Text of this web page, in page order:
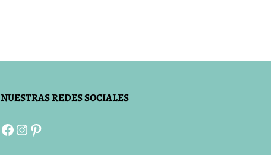
NUESTRAS REDES SOCIALES
Facebook
Instagram
Pinterest